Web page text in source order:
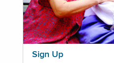
Sign Up